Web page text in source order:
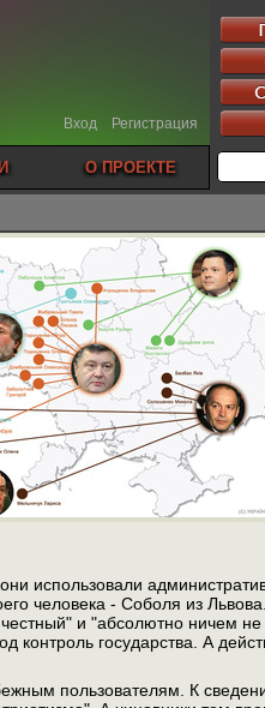
Вход Регистрация
О ПРОЕКТЕ
использовали
человека - Соболя из
и "абсолютно ничем не
государства. А
пользователям. К